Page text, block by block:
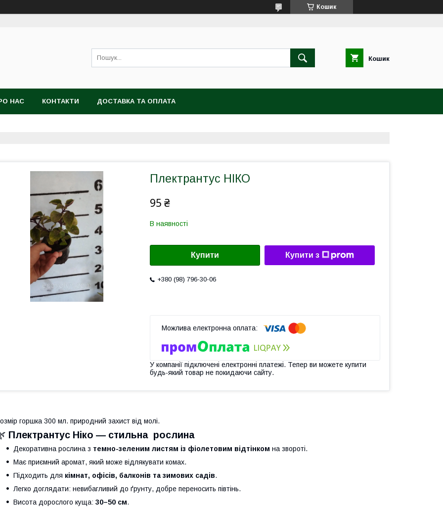
Кошик
Кошик
НАС КОНТАКТИ ДОСТАВКА ТА ОПЛАТА
Плектрантус НІКО
95 ₴
В наявності
Купити Купити з
+380 (98) 796-30-06
У компанії підключені електронні платежі. Тепер ви можете купити
будь-який товар не покидаючи сайту.
горшка 300 мл. природний захист від молі.
Плектрантус Ніко — стильна рослина
Декоративна рослина з темно-зеленим листям із фіолетовим відтінком на звороті.
Має приємний аромат, який може відлякувати комах.
Підходить для кімнат, офісів, балконів та зимових садів.
Легко доглядати: невибагливий до ґрунту, добре переносить півтінь.
Висота дорослого куща: 30–50 см.